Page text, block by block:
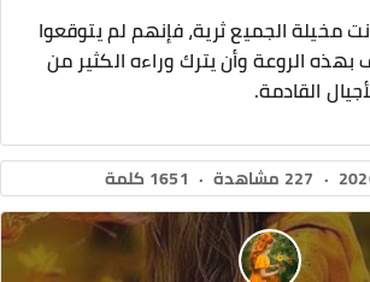
مخيلة الجميع ثرية، فإنهم لم يتوقعوا
بهذه الروعة وأن يترك وراءه الكثير من
القادمة.
· 227 مشاهدة · 1651 كلمة